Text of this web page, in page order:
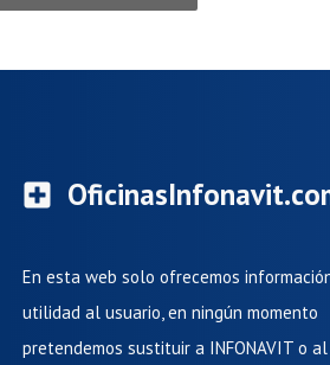
En esta web solo ofrecemos
utilidad al usuario, en ningún momento
pretendemos sustituir a INFONAVIT o al